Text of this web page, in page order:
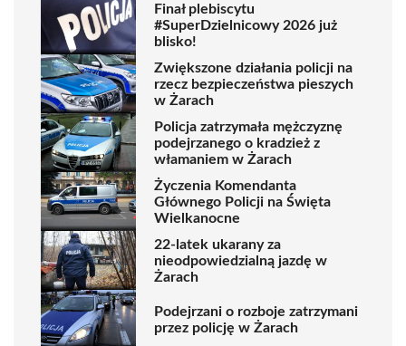
Finał plebiscytu
#SuperDzielnicowy 2026 już
blisko!
Zwiększone działania policji na
rzecz bezpieczeństwa pieszych
w Żarach
Policja zatrzymała mężczyznę
podejrzanego o kradzież z
włamaniem w Żarach
Życzenia Komendanta
Głównego Policji na Święta
Wielkanocne
22-latek ukarany za
nieodpowiedzialną jazdę w
Żarach
Podejrzani o rozboje zatrzymani
przez policję w Żarach